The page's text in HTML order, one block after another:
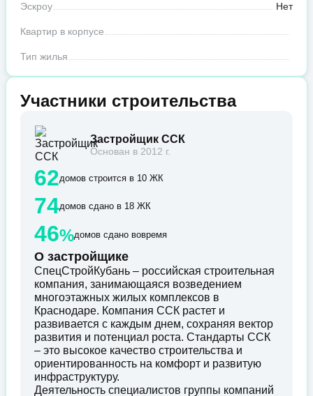
Эскроу Нет
Квартир в корпусе
Тип жилья
Участники строительства
Застройщик ССК
Основан в 2012 г.
62домов строится в 10 ЖК
74домов сдано в 18 ЖК
46%домов сдано вовремя
О застройщике
СпецСтройКубань – российская строительная
компания, занимающаяся возведением
многоэтажных жилых комплексов в
Краснодаре. Компания ССК растет и
развивается с каждым днем, сохраняя вектор
развития и потенциал роста. Стандарты ССК
– это высокое качество строительства и
ориентированность на комфорт и развитую
инфраструктуру.
Деятельность специалистов группы компаний